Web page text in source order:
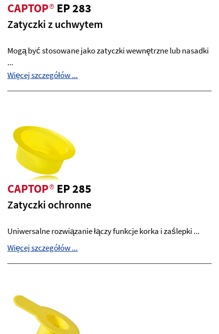
CAPTOP®EP 283
Zatyczki z uchwytem
Mogą być stosowane jako zatyczki wewnętrzne lub nasadki
...
Więcej szczegółów ...
CAPTOP®EP 285
Zatyczki ochronne
Uniwersalne rozwiązanie łączy funkcje korka i zaślepki ...
Więcej szczegółów ...